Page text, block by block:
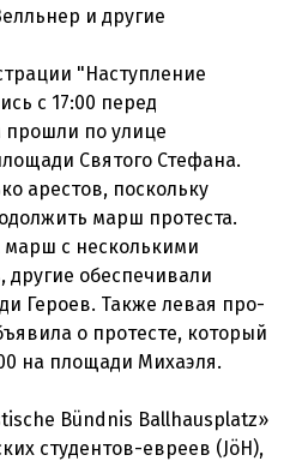
и другие
"Наступление
с 17:00 перед
прошли по улице
Святого Стефана.
арестов, поскольку
марш протеста.
с несколькими
другие обеспечивали
Героев. Также левая про-
о протесте, который
на площади Михаэля.
Bündnis Ballhausplatz»
студентов-евреев (JöH),